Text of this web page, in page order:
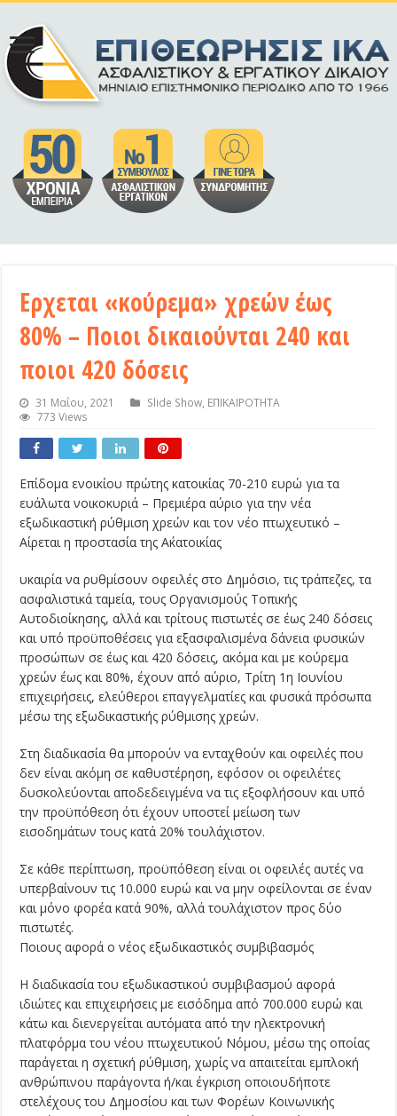
Ερχεται «κούρεμα» χρεών έως
80% – Ποιοι δικαιούνται 240 και
ποιοι 420 δόσεις
31 Μαΐου, 2021 Slide Show ΕΠΙΚΑΙΡΟΤΗΤΑ
773 Views
Επίδομα ενοικίου πρώτης κατοικίας 70-210 ευρώ για τα
ευάλωτα νοικοκυριά – Πρεμιέρα αύριο για την νέα
εξωδικαστική ρύθμιση χρεών και τον νέο πτωχευτικό –
Αίρεται η προστασία της Α΄κατοικίας
υκαιρία να ρυθμίσουν οφειλές στο Δημόσιο, τις τράπεζες, τα
ασφαλιστικά ταμεία, τους Οργανισμούς Τοπικής
Αυτοδιοίκησης, αλλά και τρίτους πιστωτές σε έως 240 δόσεις
και υπό προϋποθέσεις για εξασφαλισμένα δάνεια φυσικών
προσώπων σε έως και 420 δόσεις, ακόμα και με κούρεμα
χρεών έως και 80%, έχουν από αύριο, Τρίτη 1η Ιουνίου
επιχειρήσεις, ελεύθεροι επαγγελματίες και φυσικά πρόσωπα
μέσω της εξωδικαστικής ρύθμισης χρεών.
Στη διαδικασία θα μπορούν να ενταχθούν και οφειλές που
δεν είναι ακόμη σε καθυστέρηση, εφόσον οι οφειλέτες
δυσκολεύονται αποδεδειγμένα να τις εξοφλήσουν και υπό
την προϋπόθεση ότι έχουν υποστεί μείωση των
εισοδημάτων τους κατά 20% τουλάχιστον.
Σε κάθε περίπτωση, προϋπόθεση είναι οι οφειλές αυτές να
υπερβαίνουν τις 10.000 ευρώ και να μην οφείλονται σε έναν
και μόνο φορέα κατά 90%, αλλά τουλάχιστον προς δύο
πιστωτές.
Ποιους αφορά ο νέος εξωδικαστικός συμβιβασμός
Η διαδικασία του εξωδικαστικού συμβιβασμού αφορά
ιδιώτες και επιχειρήσεις με εισόδημα από 700.000 ευρώ και
κάτω και διενεργείται αυτόματα από την ηλεκτρονική
πλατφόρμα του νέου πτωχευτικού Νόμου, μέσω της οποίας
παράγεται η σχετική ρύθμιση, χωρίς να απαιτείται εμπλοκή
ανθρώπινου παράγοντα ή/και έγκριση οποιουδήποτε
στελέχους του Δημοσίου και των Φορέων Κοινωνικής